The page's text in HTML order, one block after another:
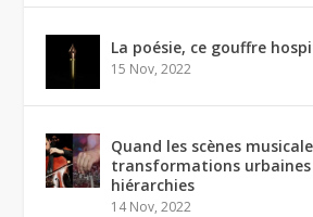
La poésie, ce gouffre
15 Nov, 2022
Quand les scènes
transformations
hiérarchies
14 Nov, 2022